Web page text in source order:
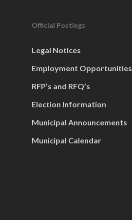
Official Postings
Legal Notices
Employment Opportunities
RFP’s and RFQ’s
Election Information
Municipal Announcements
Municipal Calendar